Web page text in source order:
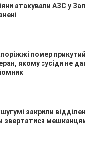
атакували АЗС у
помер
якому сусіди не
закрили
звертатися